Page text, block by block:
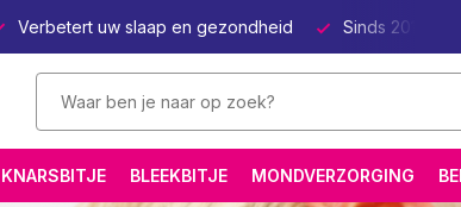
Verbetert uw slaap en gezondheid Sinds 2011
KNARSBITJE BLEEKBITJE MONDVERZORGING